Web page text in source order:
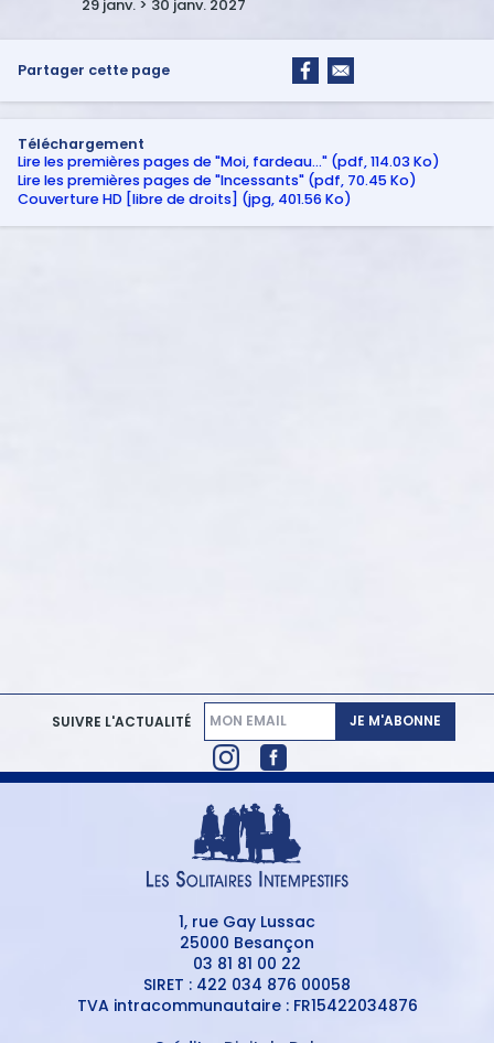
29 janv. > 30 janv. 2027
Partager cette page
Téléchargement
Lire les premières pages de "Moi, fardeau…" (pdf, 114.03 Ko)
Lire les premières pages de "Incessants" (pdf, 70.45 Ko)
Couverture HD [libre de droits] (jpg, 401.56 Ko)
SUIVRE L'ACTUALITÉ JE M'ABONNE
1, rue Gay Lussac
25000 Besançon
03 81 81 00 22
SIRET : 422 034 876 00058
TVA intracommunautaire : FR15422034876